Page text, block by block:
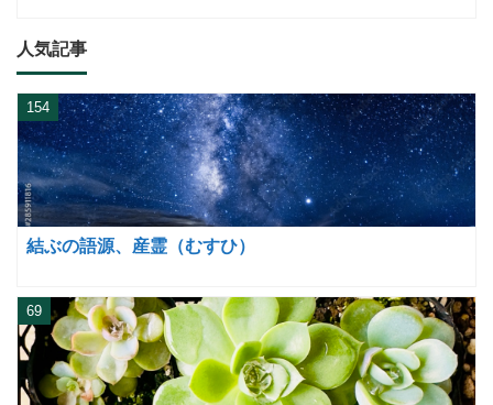
人気記事
結ぶの語源、産霊（むすひ）
154
69